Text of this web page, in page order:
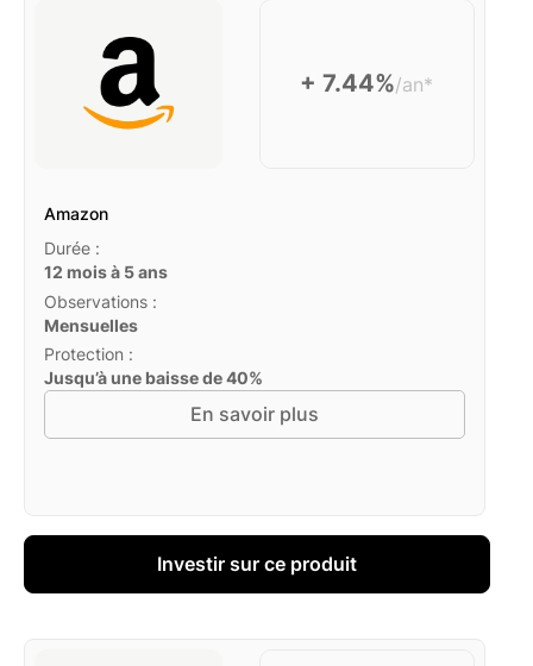
+ 7.44%/an*
Amazon
Durée :
12 mois à 5 ans
Observations :
Mensuelles
Protection :
Jusqu’à une baisse de 40%
En savoir plus
Investir sur ce produit